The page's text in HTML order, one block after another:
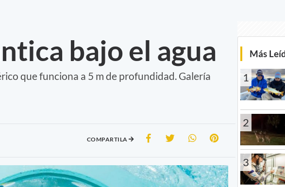
bajo el agua
que funciona a 5 m de profundidad. Galería
COMPARTILA
Más
1
2
3